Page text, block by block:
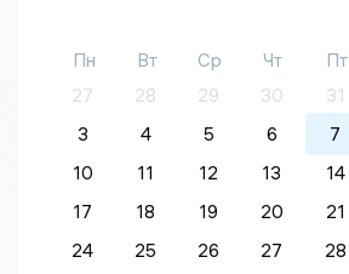
Пн Вт Ср Чт Пт
27
28 29 30 31
3
4 5 6 7
10
11 12 13 14
17
18 19 20 21
24
25 26 27 28